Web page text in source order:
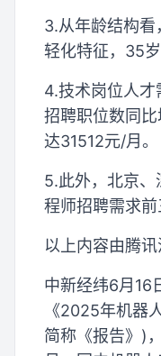
3.从年龄结构
轻化特征，35
4.技术岗位人才
招聘职位数同
达31512元/月。
5.此外，北京、
程师招聘需求前
以上内容由腾
中新经纬6月16
《2025年机器
简称《报告》)